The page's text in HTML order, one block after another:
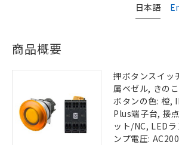
日本語
商品概要
押ボタンスイッ
属ベゼル, きの
ボタンの色: 橙,
Plus端子台, 接
ット/NC, LED
ンプ電圧: